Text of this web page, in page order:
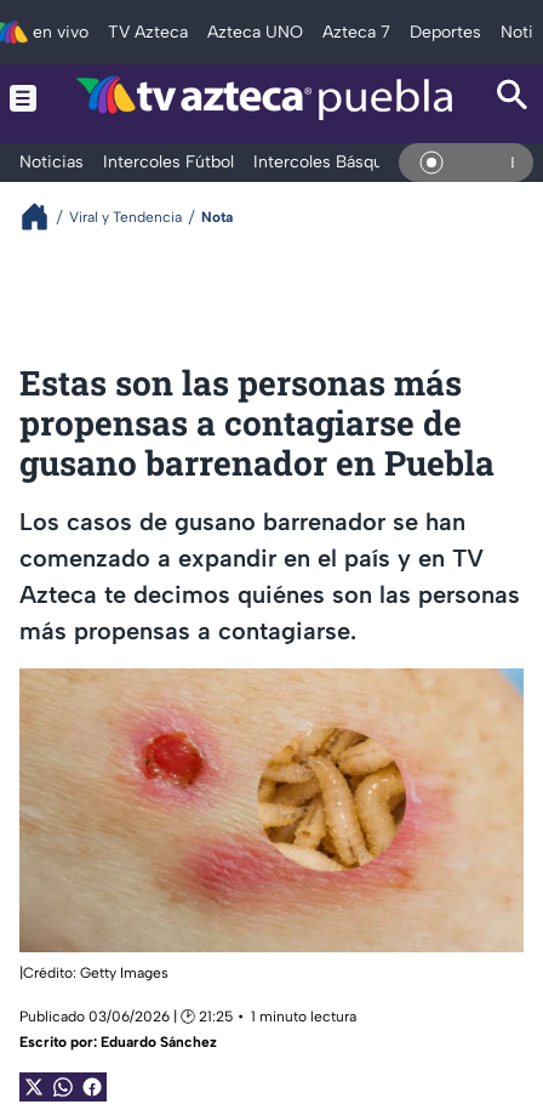
en vivo TV Azteca Azteca UNO Azteca 7 Deportes
Noticias Intercoles Fútbol Intercoles Básquetbol DeportesEn Vivo
Viral y Tendencia Nota
Estas son las personas más
propensas a contagiarse de
gusano barrenador en Puebla
Los casos de gusano barrenador se han
comenzado a expandir en el país y en TV
Azteca te decimos quiénes son las personas
más propensas a contagiarse.
|Crédito: Getty Images
Publicado 03/06/2026 | 🕑 21:25
1 minuto lectura
Escrito por: Eduardo Sánchez